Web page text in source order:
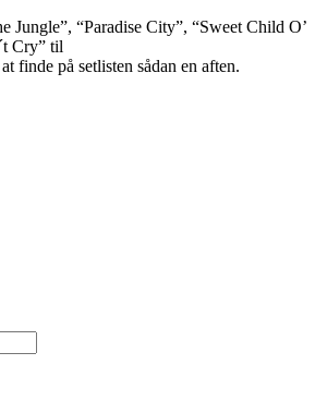
Jungle”, “Paradise City”, “Sweet Child O’
Cry” til
finde på setlisten sådan en aften.